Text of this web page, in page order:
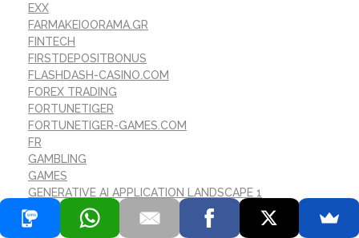
EXX
FARMAKEIOORAMA.GR
FINTECH
FIRSTDEPOSITBONUS
FLASHDASH-CASINO.COM
FOREX TRADING
FORTUNETIGER
FORTUNETIGER-GAMES.COM
FR
GAMBLING
GAMES
GENERATIVE AI APPLICATION LANDSCAPE 1
GLOBAL-BCGAME.COM
GOVINDA365.SITE